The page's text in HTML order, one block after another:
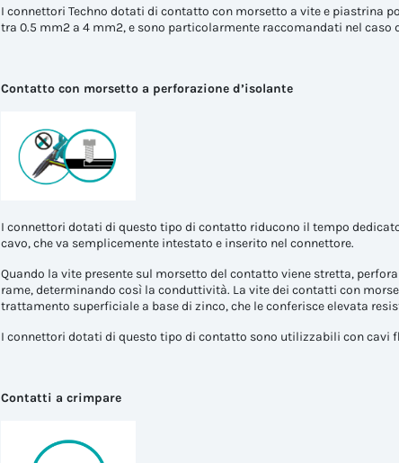
I connettori Techno dotati di contatto con morsetto a vite e piastrina
tra 0.5 mm2 a 4 mm2, e sono particolarmente raccomandati nel caso
Contatto con morsetto a perforazione d’isolante
I connettori dotati di questo tipo di contatto riducono il tempo
cavo, che va semplicemente intestato e inserito nel connettore.
Quando la vite presente sul morsetto del contatto viene stretta,
rame, determinando così la conduttività. La vite dei contatti con
trattamento superficiale a base di zinco, che le conferisce elevata
I connettori dotati di questo tipo di contatto sono utilizzabili con cavi
Contatti a crimpare